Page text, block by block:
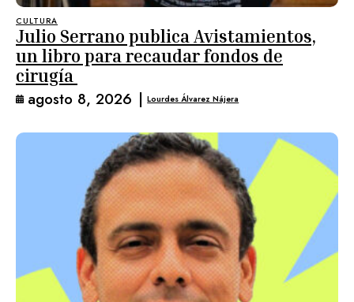
CULTURA
Julio Serrano publica Avistamientos,
un libro para recaudar fondos de
cirugía
agosto 8, 2026 | Lourdes Álvarez Nájera